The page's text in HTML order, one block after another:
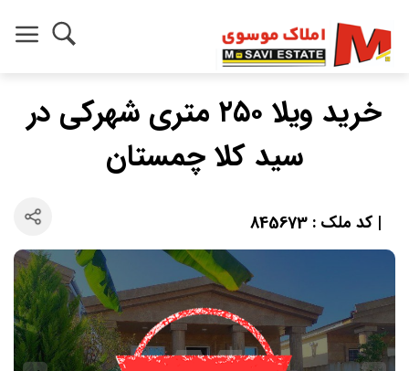
خرید ویلا ۲۵۰ متری شهرکی در
سید کلا چمستان
| کد ملک : 845673